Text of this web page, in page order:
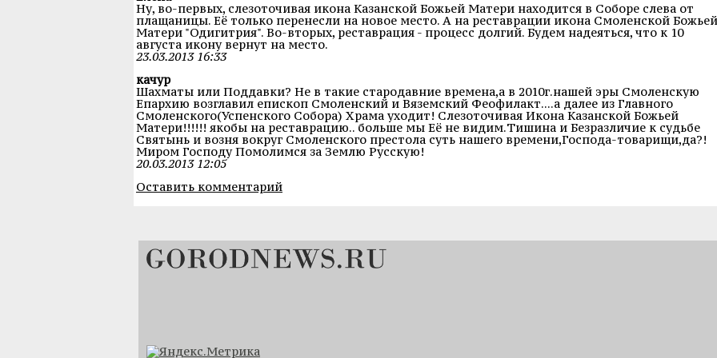
Ну, во-первых, слезоточивая икона Казанской Божьей Матери находится в Соборе слева от
плащаницы. Её только перенесли на новое место. А на реставрации икона Смоленской Божьей
Матери "Одигитрия". Во-вторых, реставрация - процесс долгий. Будем надеяться, что к 10
августа икону вернут на место.
23.03.2013 16:33
качур
Шахматы или Поддавки? Не в такие стародавние времена,а в 2010г.нашей эры Смоленскую
Епархию возглавил епископ Смоленский и Вяземский Феофилакт....а далее из Главного
Смоленского(Успенского Собора) Храма уходит! Слезоточивая Икона Казанской Божьей
Матери!!!!!! якобы на реставрацию.. больше мы Её не видим.Тишина и Безразличие к судьбе
Святынь и возня вокруг Смоленского престола суть нашего времени,Господа-товарищи,да?!
Миром Господу Помолимся за Землю Русскую!
20.03.2013 12:05
Оставить комментарий